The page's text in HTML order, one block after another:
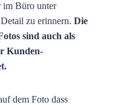
im Büro unter
zu erinnern. Die
sind auch als
Kunden-
dem Foto dass